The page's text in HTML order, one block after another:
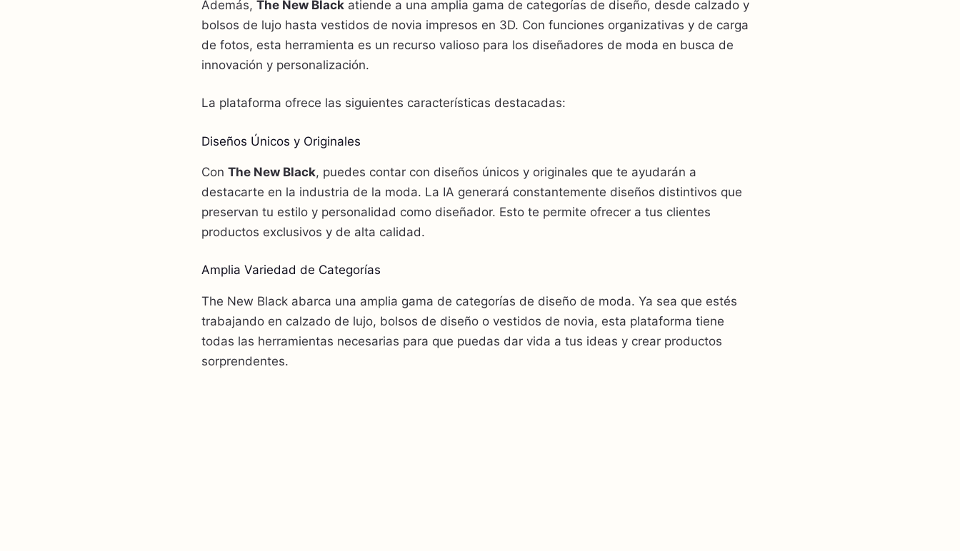
Además, The New Black atiende a una amplia gama de categorías de diseño, desde calzado y
bolsos de lujo hasta vestidos de novia impresos en 3D. Con funciones organizativas y de carga
de fotos, esta herramienta es un recurso valioso para los diseñadores de moda en busca de
innovación y personalización.
La plataforma ofrece las siguientes características destacadas:
Diseños Únicos y Originales
Con The New Black, puedes contar con diseños únicos y originales que te ayudarán a
destacarte en la industria de la moda. La IA generará constantemente diseños distintivos que
preservan tu estilo y personalidad como diseñador. Esto te permite ofrecer a tus clientes
productos exclusivos y de alta calidad.
Amplia Variedad de Categorías
The New Black abarca una amplia gama de categorías de diseño de moda. Ya sea que estés
trabajando en calzado de lujo, bolsos de diseño o vestidos de novia, esta plataforma tiene
todas las herramientas necesarias para que puedas dar vida a tus ideas y crear productos
sorprendentes.